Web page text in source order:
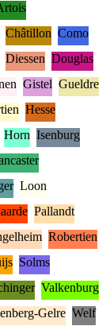
Châtillon Como
Diessen Douglas
Gistel Gueldre
Hesse
Horn Isenburg
Loon
Pallandt
Robertien
Solms
Valkenburg
Gelre Welf